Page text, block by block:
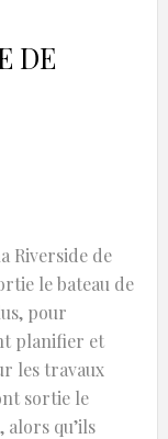
DE
Riverside de
le bateau de
pour
planifier et
les travaux
sortie le
alors qu’ils